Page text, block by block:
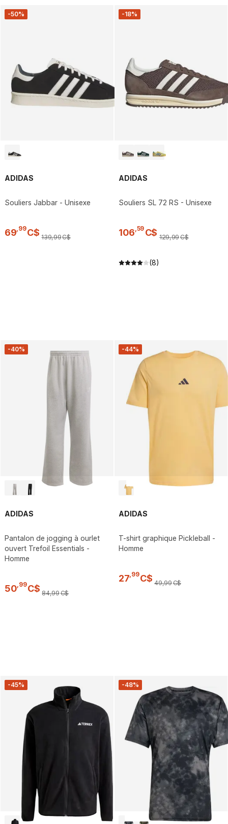
-50%
ADIDAS
Souliers Jabbar - Unisexe
69,99C$ 139,99C$
-18%
ADIDAS
Souliers SL 72 RS - Unisexe
106,59 C$ 129,99C$
(8)
-40%
ADIDAS
Pantalon de jogging à ourlet
ouvert Trefoil Essentials -
Homme
50 99C$ 84,99C$
-44%
ADIDAS
T-shirt graphique Pickleball -
Homme
27 99C$ 49,99C$
-45% -48%